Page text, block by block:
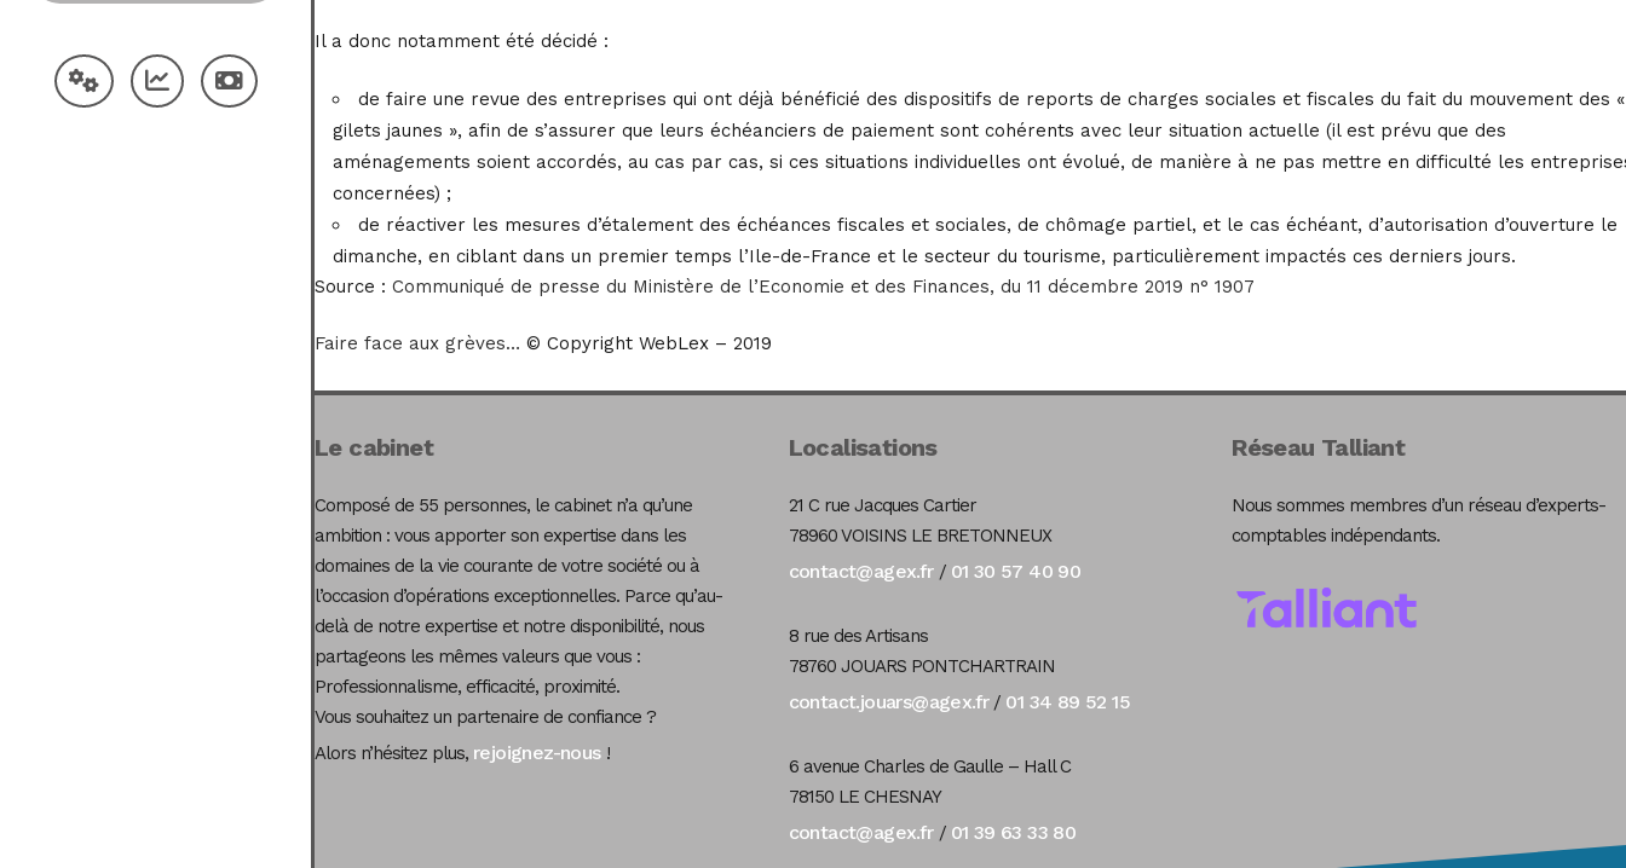
Il a donc notamment été décidé :
de faire une revue des entreprises qui ont déjà bénéficié des dispositifs de reports de charges sociales et fiscales du fait du mouvement des «
gilets jaunes », afin de s’assurer que leurs échéanciers de paiement sont cohérents avec leur situation actuelle (il est prévu que des
aménagements soient accordés, au cas par cas, si ces situations individuelles ont évolué, de manière à ne pas mettre en difficulté les
concernées) ;
de réactiver les mesures d’étalement des échéances fiscales et sociales, de chômage partiel, et le cas échéant, d’autorisation d’ouverture le
dimanche, en ciblant dans un premier temps l’Ile-de-France et le secteur du tourisme, particulièrement impactés ces derniers jours.
Source : Communiqué de presse du Ministère de l’Economie et des Finances, du 11 décembre 2019 n° 1907
Faire face aux grèves… © Copyright WebLex – 2019
Le cabinet
Composé de 55 personnes, le cabinet n’a qu’une
ambition : vous apporter son expertise dans les
domaines de la vie courante de votre société ou à
l’occasion d’opérations exceptionnelles. Parce qu’au-
delà de notre expertise et notre disponibilité, nous
partageons les mêmes valeurs que vous :
Professionnalisme, efficacité, proximité.
Vous souhaitez un partenaire de confiance ?
Alors n’hésitez plus, rejoignez-nous!
Localisations
21 C rue Jacques Cartier
78960 VOISINS LE BRETONNEUX
contact@agex.fr/ 01 30 57 40 90
8 rue des Artisans
78760 JOUARS PONTCHARTRAIN
contact.jouars@agex.fr/ 01 34 89 52 15
6 avenue Charles de Gaulle – Hall C
78150 LE CHESNAY
contact@agex.fr/ 01 39 63 33 80
Réseau Talliant
Nous sommes membres d’un réseau d’experts-
comptables indépendants.